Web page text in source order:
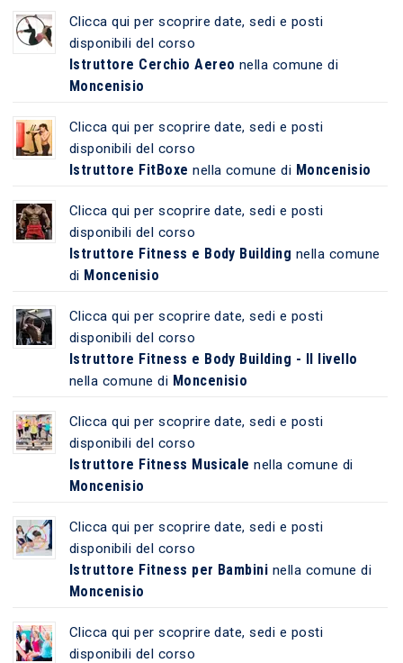
Clicca qui per scoprire date, sedi e posti
disponibili del corso
Istruttore Cerchio Aereo nella comune di
Moncenisio
Clicca qui per scoprire date, sedi e posti
disponibili del corso
Istruttore FitBoxe nella comune di Moncenisio
Clicca qui per scoprire date, sedi e posti
disponibili del corso
Istruttore Fitness e Body Building nella comune
di Moncenisio
Clicca qui per scoprire date, sedi e posti
disponibili del corso
Istruttore Fitness e Body Building - II livello
nella comune di Moncenisio
Clicca qui per scoprire date, sedi e posti
disponibili del corso
Istruttore Fitness Musicale nella comune di
Moncenisio
Clicca qui per scoprire date, sedi e posti
disponibili del corso
Istruttore Fitness per Bambini nella comune di
Moncenisio
Clicca qui per scoprire date, sedi e posti
disponibili del corso